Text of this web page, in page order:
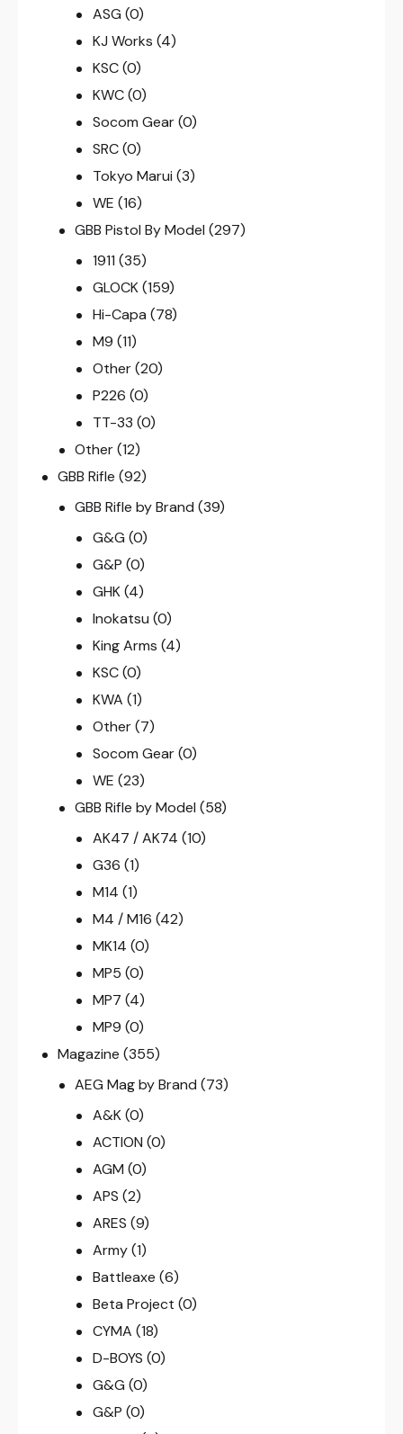
ASG (0)
KJ Works (4)
KSC (0)
KWC (0)
Socom Gear (0)
SRC (0)
Tokyo Marui (3)
WE (16)
GBB Pistol By Model (297)
1911 (35)
GLOCK (159)
Hi-Capa (78)
M9 (11)
Other (20)
P226 (0)
TT-33 (0)
Other (12)
GBB Rifle (92)
GBB Rifle by Brand (39)
G&G (0)
G&P (0)
GHK (4)
Inokatsu (0)
King Arms (4)
KSC (0)
KWA (1)
Other (7)
Socom Gear (0)
WE (23)
GBB Rifle by Model (58)
AK47 / AK74 (10)
G36 (1)
M14 (1)
M4 / M16 (42)
MK14 (0)
MP5 (0)
MP7 (4)
MP9 (0)
Magazine (355)
AEG Mag by Brand (73)
A&K (0)
ACTION (0)
AGM (0)
APS (2)
ARES (9)
Army (1)
Battleaxe (6)
Beta Project (0)
CYMA (18)
D-BOYS (0)
G&G (0)
G&P (0)